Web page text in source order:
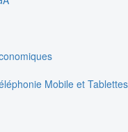
Mobile et Tablettes